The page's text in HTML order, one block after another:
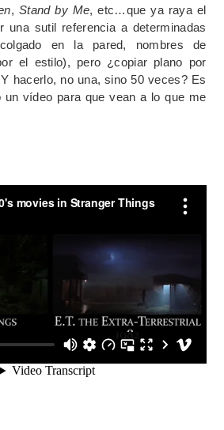
, Stand by Me, etc…que ya raya el
una sutil referencia a determinadas
en la pared, nombres de
el estilo), pero ¿copiar plano por
hacerlo, no una, sino 50 veces? Es
un vídeo para que vean a lo que me